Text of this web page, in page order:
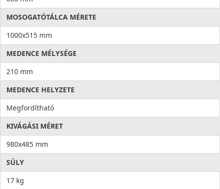
MOSOGATÓTÁLCA MÉRETE
1000x515 mm
MEDENCE MÉLYSÉGE
210 mm
MEDENCE HELYZETE
Megfordítható
KIVÁGÁSI MÉRET
980x485 mm
SÚLY
17 kg